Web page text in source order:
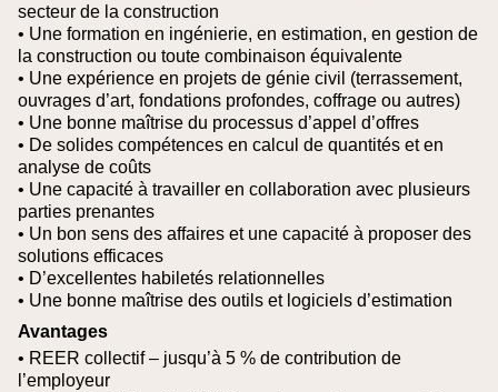
secteur de la construction
• Une formation en ingénierie, en estimation, en gestion de
la construction ou toute combinaison équivalente
• Une expérience en projets de génie civil (terrassement,
ouvrages d’art, fondations profondes, coffrage ou autres)
• Une bonne maîtrise du processus d’appel d’offres
• De solides compétences en calcul de quantités et en
analyse de coûts
• Une capacité à travailler en collaboration avec plusieurs
parties prenantes
• Un bon sens des affaires et une capacité à proposer des
solutions efficaces
• D’excellentes habiletés relationnelles
• Une bonne maîtrise des outils et logiciels d’estimation
Avantages
• REER collectif – jusqu’à 5 % de contribution de
l’employeur